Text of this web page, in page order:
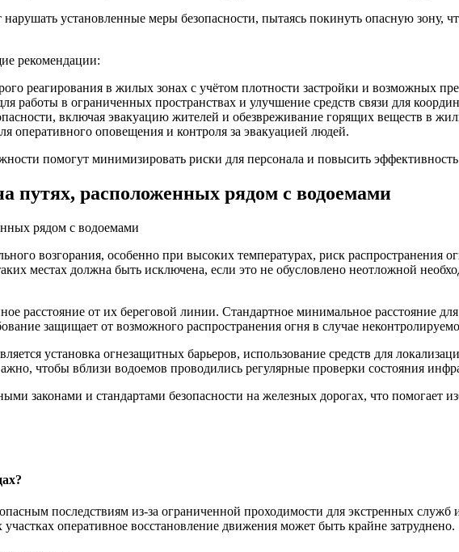
установленные меры безопасности, пытаясь покинуть опасную зону,
рекомендации:
реагирования в жилых зонах с учётом плотности застройки и возможных
работы в ограниченных пространствах и улучшение средств связи для
включая эвакуацию жителей и обезвреживание горящих веществ в
оперативного оповещения и контроля за эвакуацией людей.
помогут минимизировать риски для персонала и повысить
путях, расположенных рядом с водоемами
возгорания, особенно при высоких температурах, риск распространения
местах должна быть исключена, если это не обусловлено неотложной
расстояние от их береговой линии. Стандартное минимальное расстояние
защищает от возможного распространения огня в случае
установка огнезащитных барьеров, использование средств для
чтобы вблизи водоемов проводились регулярные проверки состояния
законами и стандартами безопасности на железных дорогах, что помогает
последствиям из-за ограниченной проходимости для экстренных
оперативное восстановление движения может быть крайне затруднено.